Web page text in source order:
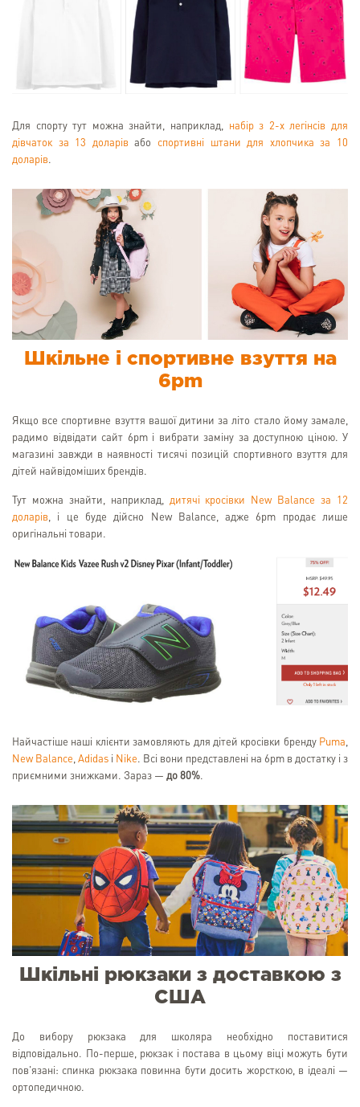
Для спорту тут можна знайти, наприклад,
набір з 2-х легінсів для
дівчаток за 13 доларів абоспортивні штани для хлопчика за 10
доларів.
Шкільне і спортивне взуття на
6pm
Якщо все спортивне взуття вашої дитини за літо стало йому замале,
радимо відвідати сайт 6pm і вибрати заміну за доступною ціною. У
магазині завжди в наявності тисячі позицій спортивного взуття для
дітей найвідоміших брендів.
Тут можна знайти, наприклад, дитячі кросівки New Balance за 12
доларів, і це буде дійсно New Balance, адже 6pm продає лише
оригінальні товари.
Найчастіше наші клієнти замовляють для дітей кросівки бренду Puma,
New Balance, Adidas і Nike. Всі вони представлені на 6pm в достатку і з
приємними знижками. Зараз — до 80%.
Шкільні рюкзаки з доставкою з
США
До вибору рюкзака для школяра необхідно поставитися
відповідально. По-перше, рюкзак і постава в цьому віці можуть бути
пов'язані: спинка рюкзака повинна бути досить жорсткою, в ідеалі —
ортопедичною.